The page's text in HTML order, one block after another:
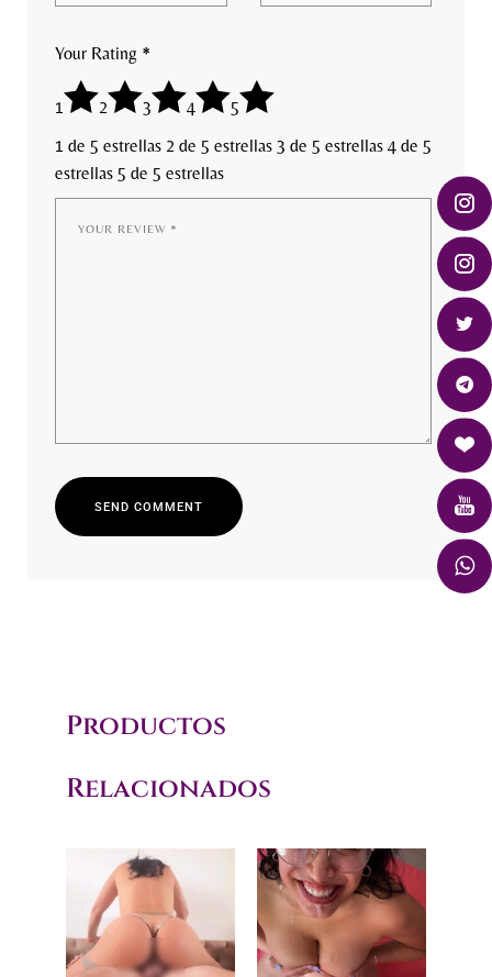
Your Rating *
1 2 3 4
5
1 de 5 estrellas 2 de 5 estrellas 3 de 5 estrellas 4 de 5
estrellas 5 de 5 estrellas
SEND COMMENT
Productos
Relacionados